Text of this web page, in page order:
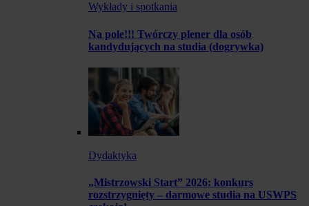
Wykłady i spotkania
Na pole!!! Twórczy plener dla osób
kandydujących na studia (dogrywka)
Dydaktyka
„Mistrzowski Start” 2026: konkurs
rozstrzygnięty – darmowe studia na USWPS